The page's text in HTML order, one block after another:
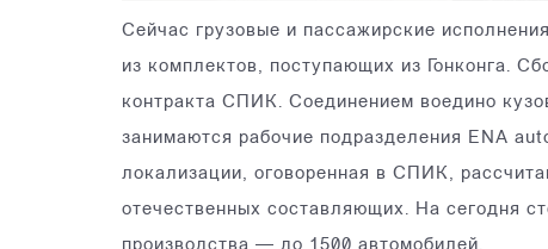
Сейчас грузовые и пассажирские
из комплектов, поступающих из Гонконга.
контракта СПИК. Соединением воедино
занимаются рабочие подразделения ENA
локализации, оговоренная в СПИК,
отечественных составляющих. На сегодня